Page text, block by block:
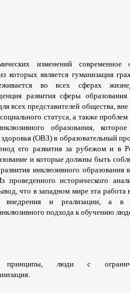
изменений современное
которых является гуманизация
во всех сферах
развитиясферы
всех представителей общества,
статуса, а также проблем
образования,
(ОВЗ) в образовательный
его развития за рубежом и в
и которые должныбыть
инклюзивного образования
проведенного исторического
что в западном мире эта работа
внедрения и реализации, а в
подхода кобучению
принципы, люди с